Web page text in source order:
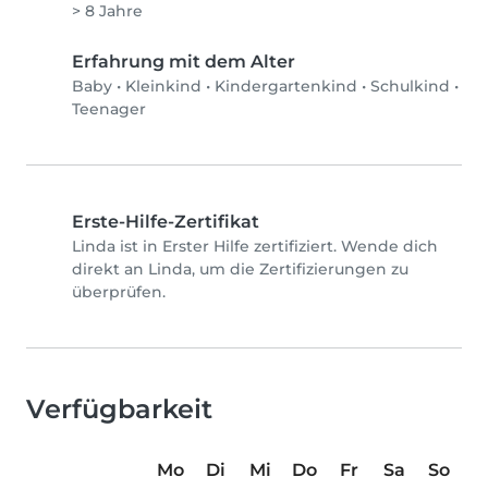
> 8 Jahre
Erfahrung mit dem Alter
Baby • Kleinkind • Kindergartenkind • Schulkind •
Teenager
Erste-Hilfe-Zertifikat
Linda ist in Erster Hilfe zertifiziert. Wende dich
direkt an Linda, um die Zertifizierungen zu
überprüfen.
Verfügbarkeit
Mo Di Mi Do Fr Sa
So